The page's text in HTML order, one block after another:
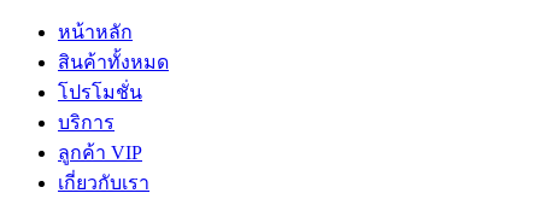
หน้าหลัก
สินค้าทั้งหมด
โปรโมชั่น
บริการ
ลูกค้า VIP
เกี่ยวกับเรา